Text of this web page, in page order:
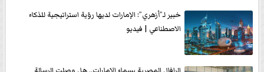
خبير لـ”أزهري”: الإمارات لديها رؤية استراتيجية للذكاء
الاصطناعي | فيديو